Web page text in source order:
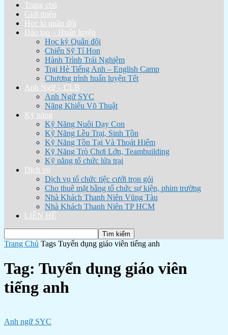
Trang chủ
Giới thiệu
Học kì quân đội
Đào tạo – Huấn luyện
Học kỳ Quân đội
Chiến Sỹ Tí Hon
Hành Trình Trải Nghiệm
Trại Hè Tiếng Anh – English Camp
Chương trình huấn luyện Tết
Anh Ngữ – CLB
Anh Ngữ SYC
Năng Khiếu Võ Thuật
Kỹ năng
Kỹ Năng Nuôi Dạy Con
Kỹ Năng Lều Trại, Sinh Tồn
Kỹ Năng Tồn Tại Và Thoát Hiểm
Kỹ Năng Trò Chơi Lớn, Teambuilding
Kỹ năng tổ chức lửa trại
Dịch vụ
Dịch vụ tổ chức tiệc cưới trọn gói
Cho thuê mặt bằng tổ chức sự kiện, phim trường
Nhà Khách Thanh Niên Vũng Tàu
Nhà Khách Thanh Niên TP HCM
LIÊN HỆ
Trang Chủ Tags Tuyển dụng giáo viên tiếng anh
Tag: Tuyển dụng giáo viên
tiếng anh
Anh ngữ SYC